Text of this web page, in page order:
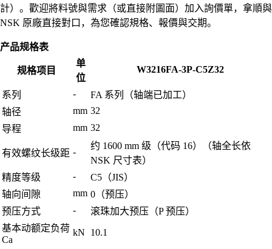
計）。歡迎將料號與需求（或直接附圖面）加入詢價單，拿順與
NSK 原廠直接對口，為您確認規格、報價與交期。
产品规格表
规格项目
单
位
W3216FA-3P-C5Z32
系列 -
FA 系列（轴端已加工）
轴径
mm 32
导程
mm 32
有效螺纹长级距 -
约 1600 mm 级（代码 16）（轴全长依
NSK 尺寸表）
精度等级
-
C5（JIS）
轴向间隙
mm 0（预压）
预压方式
-
滚珠加大预压（P 预压）
基本动额定负荷
Ca
kN 10.1